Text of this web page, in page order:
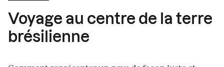
Voyage au centre de la terre
brésilienne